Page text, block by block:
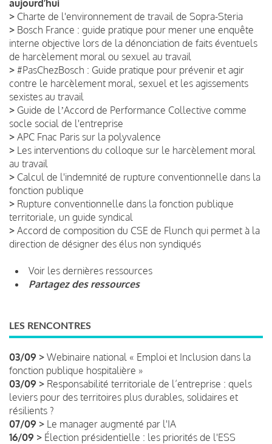
aujourd’hui
> Charte de l'environnement de travail de Sopra-Steria
> Bosch France : guide pratique pour mener une enquête
interne objective lors de la dénonciation de faits éventuels
de harcèlement moral ou sexuel au travail
> #PasChezBosch : Guide pratique pour prévenir et agir
contre le harcèlement moral, sexuel et les agissements
sexistes au travail
> Guide de lʼAccord de Performance Collective comme
socle social de l'entreprise
> APC Fnac Paris sur la polyvalence
> Les interventions du colloque sur le harcèlement moral
au travail
> Calcul de l'indemnité de rupture conventionnelle dans la
fonction publique
> Rupture conventionnelle dans la fonction publique
territoriale, un guide syndical
> Accord de composition du CSE de Flunch qui permet à la
direction de désigner des élus non syndiqués
Voir les dernières ressources
Partagez des ressources
LES RENCONTRES
03/09 > Webinaire national « Emploi et Inclusion dans la
fonction publique hospitalière »
03/09 > Responsabilité territoriale de l’entreprise : quels
leviers pour des territoires plus durables, solidaires et
résilients ?
07/09 > Le manager augmenté par l'IA
16/09 > Élection présidentielle : les priorités de l'ESS